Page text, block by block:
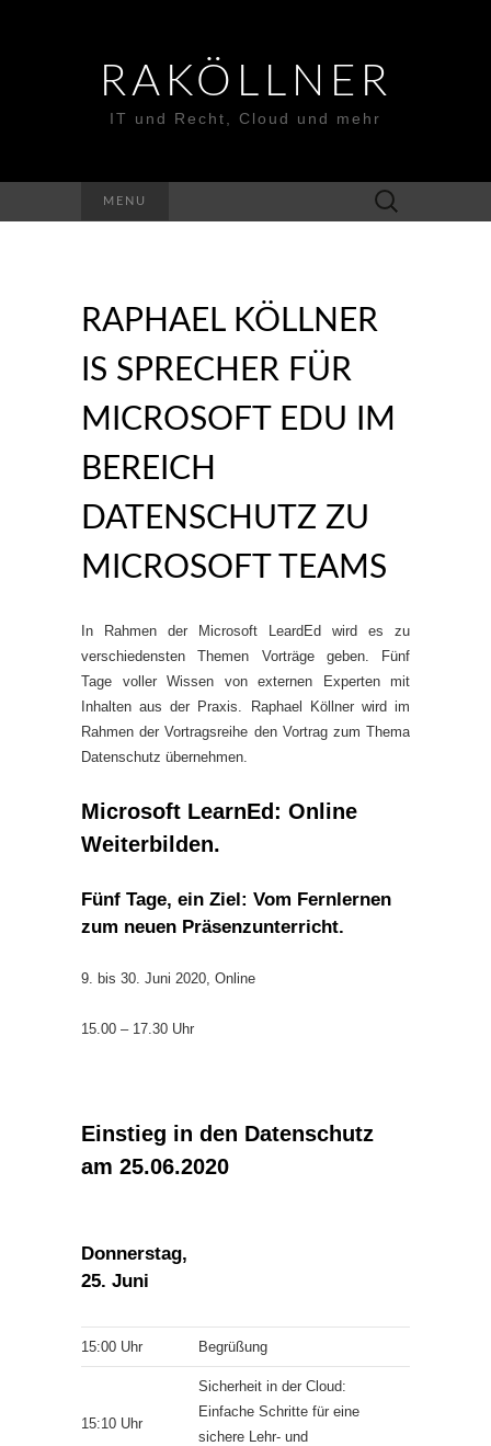
RAKÖLLNER
IT und Recht, Cloud und mehr
MENU
Suchen
nach:
RAPHAEL KÖLLNER
IS SPRECHER FÜR
MICROSOFT EDU IM
BEREICH
DATENSCHUTZ ZU
MICROSOFT TEAMS
In Rahmen der Microsoft LeardEd wird es zu
verschiedensten Themen Vorträge geben. Fünf
Tage voller Wissen von externen Experten mit
Inhalten aus der Praxis. Raphael Köllner wird im
Rahmen der Vortragsreihe den Vortrag zum Thema
Datenschutz übernehmen.
Microsoft LearnEd: Online
Weiterbilden.
Fünf Tage, ein Ziel: Vom Fernlernen
zum neuen Präsenzunterricht.
9. bis 30. Juni 2020, Online
15.00 – 17.30 Uhr
Einstieg in den Datenschutz
am 25.06.2020
Donnerstag,
25. Juni
15:00 Uhr Begrüßung
15:10 Uhr
Sicherheit in der Cloud:
Einfache Schritte für eine
sichere Lehr- und